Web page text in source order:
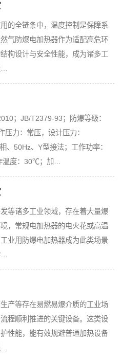
的全链条中，温度控制是保障系
气防爆电加热器作为适配高危环
构设计与安全性能，成为诸多工
；JB/T2379-93；防爆等级：
力：常压，设计压力：
、50Hz、Y型接法；工作功率：
温度：30℃；加…
等诸多工业领域，存在着大量爆
，常规电加热器的电火花或高温
业用防爆电加热器成为此类场景
产等存在易燃易爆介质的工业场
程顺利推进的关键设备。这类设
性能，能有效规避普通加热设备